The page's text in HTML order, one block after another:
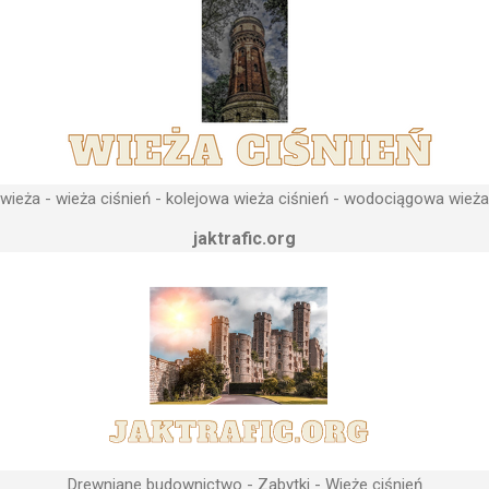
- wieża ciśnień - kolejowa wieża ciśnień - wodociągowa
jaktrafic.org
Drewniane budownictwo - Zabytki - Wieże ciśnień